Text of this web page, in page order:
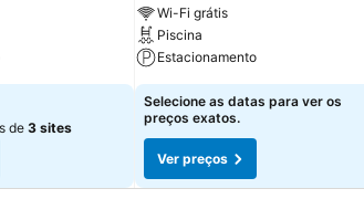
de3 sites
Wi-Fi grátis
Piscina
Estacionamento
Selecione as datas para ver os
preços exatos.
Ver preços